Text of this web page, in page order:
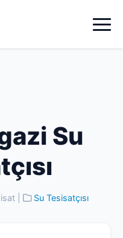
Su
Su Tesisatçısı